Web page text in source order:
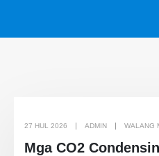
27 HUL 2026 ADMIN WALANG
Mga CO2